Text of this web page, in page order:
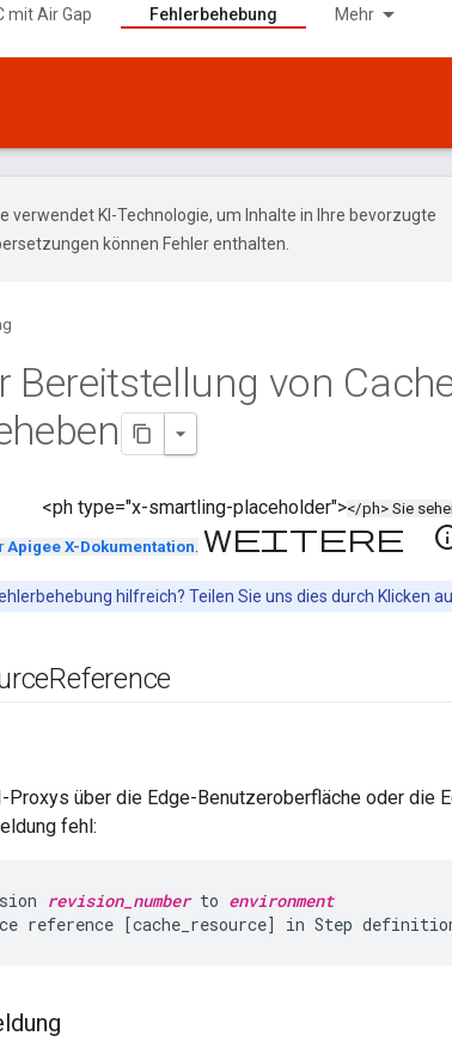
mit Air Gap Fehlerbehebung Mehr
verwendet KI-Technologie, um Inhalte in Ihre bevorzugte
können Fehler enthalten.
Bereitstellung von
<ph type="x-smartling-placeholder"></ph> Sie
Apigee X-Dokumentation. Weitere
hilfreich? Teilen Sie uns dies durch Klicken
Reference
über die Edge-Benutzeroberfläche oder die
fehl:
revision_number to environment